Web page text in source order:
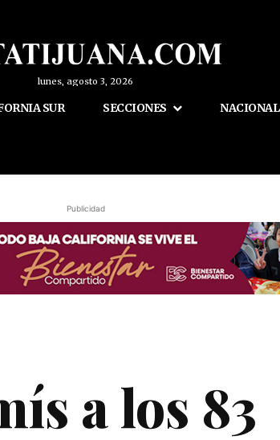
lunes, agosto 3, 2026
SUR SECCIONES NACIONAL
Publicidad
a los 83